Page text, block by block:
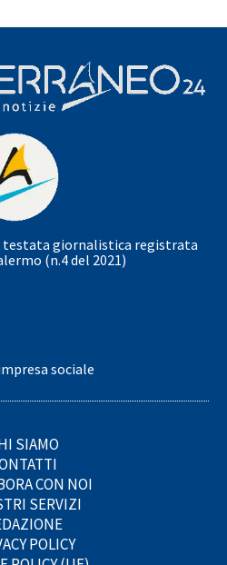
testata giornalistica registrata
(n.4 del 2021)
sociale
SIAMO
CON NOI
SERVIZI
POLICY